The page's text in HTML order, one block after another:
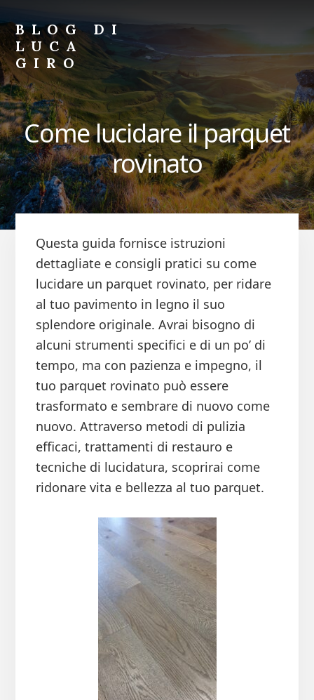
to
primary
sidebar
to
content
BLOG DI
LUCA
GIRO
Blog
di
Luca
Giro
Come lucidare il parquet
rovinato
Questa guida fornisce istruzioni
dettagliate e consigli pratici su come
lucidare un parquet rovinato, per ridare
al tuo pavimento in legno il suo
splendore originale. Avrai bisogno di
alcuni strumenti specifici e di un po’ di
tempo, ma con pazienza e impegno, il
tuo parquet rovinato può essere
trasformato e sembrare di nuovo come
nuovo. Attraverso metodi di pulizia
efficaci, trattamenti di restauro e
tecniche di lucidatura, scoprirai come
ridonare vita e bellezza al tuo parquet.